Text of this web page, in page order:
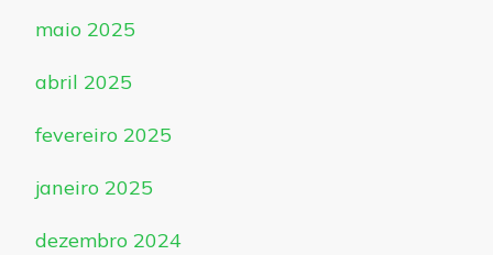
maio 2025
abril 2025
fevereiro 2025
janeiro 2025
dezembro 2024